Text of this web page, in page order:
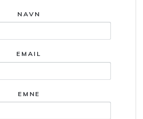
NAVN
EMAIL
EMNE